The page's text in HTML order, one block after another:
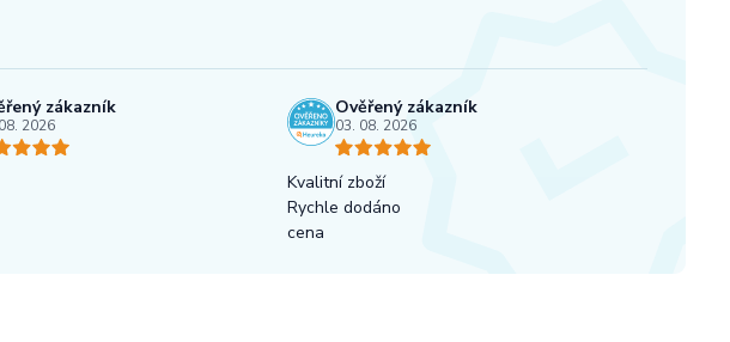
zákazník
2026
Ověřený zákazník
03. 08. 2026
Kvalitní zboží
Rychle dodáno
cena